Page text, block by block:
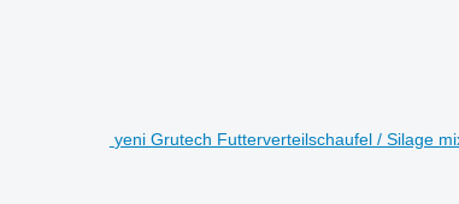
yeni Grutech Futterverteilschaufel / Silage